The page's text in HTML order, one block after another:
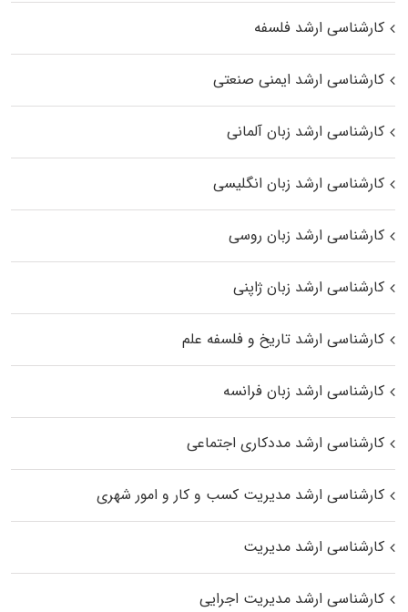
کارشناسی ارشد فلسفه
کارشناسی ارشد ایمنی صنعتی
کارشناسی ارشد زبان آلمانی
کارشناسی ارشد زبان انگلیسی
کارشناسی ارشد زبان روسی
کارشناسی ارشد زبان ژاپنی
کارشناسی ارشد تاریخ و فلسفه علم
کارشناسی ارشد زبان فرانسه
کارشناسی ارشد مددکاری اجتماعی
کارشناسی ارشد مدیریت کسب و کار و امور شهری
کارشناسی ارشد مدیریت
کارشناسی ارشد مدیریت اجرایی